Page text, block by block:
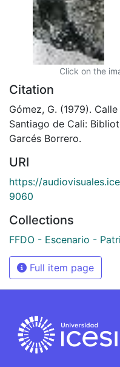
Click on the
Citation
Gómez, G. (1979).
Santiago de Cali:
Garcés Borrero.
URI
https://
9060
Collections
FFDO - Escenario -
Full item page